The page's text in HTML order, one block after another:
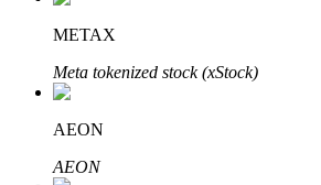
Leer staken
Meer informatie over het verdienen
Bitrue
METAX
Meta tokenized stock (xStock)
AEON
AEON